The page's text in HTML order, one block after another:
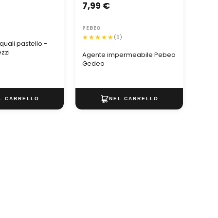
pastello -
Agente impermeabile Pebeo
Gedeo
7,99 €
PEBEO
(5)